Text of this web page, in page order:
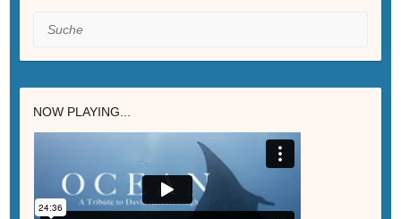
Suche
NOW PLAYING...